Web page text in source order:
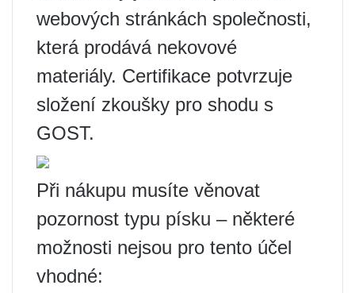
webových stránkách společnosti,
která prodává nekovové
materiály. Certifikace potvrzuje
složení zkoušky pro shodu s
GOST.
Při nákupu musíte věnovat
pozornost typu písku – některé
možnosti nejsou pro tento účel
vhodné: